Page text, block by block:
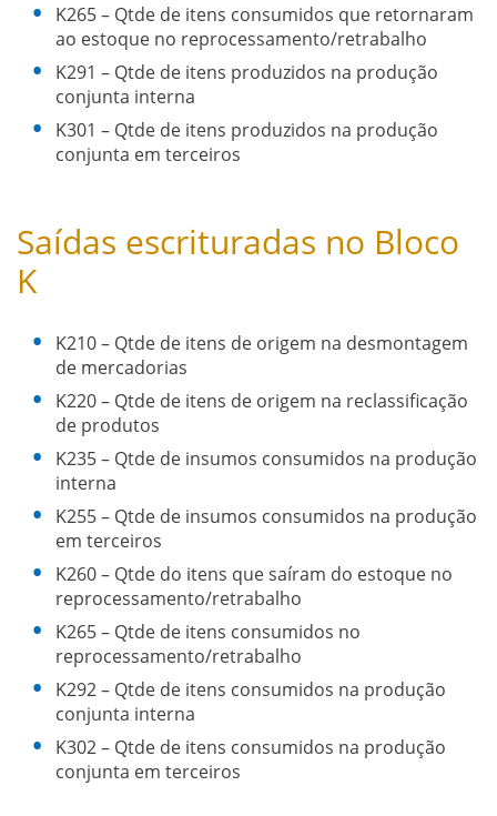
K265 – Qtde de itens consumidos que retornaram
ao estoque no reprocessamento/retrabalho
K291 – Qtde de itens produzidos na produção
conjunta interna
K301 – Qtde de itens produzidos na produção
conjunta em terceiros
Saídas escrituradas no Bloco
K
K210 – Qtde de itens de origem na desmontagem
de mercadorias
K220 – Qtde de itens de origem na reclassificação
de produtos
K235 – Qtde de insumos consumidos na produção
interna
K255 – Qtde de insumos consumidos na produção
em terceiros
K260 – Qtde do itens que saíram do estoque no
reprocessamento/retrabalho
K265 – Qtde de itens consumidos no
reprocessamento/retrabalho
K292 – Qtde de itens consumidos na produção
conjunta interna
K302 – Qtde de itens consumidos na produção
conjunta em terceiros